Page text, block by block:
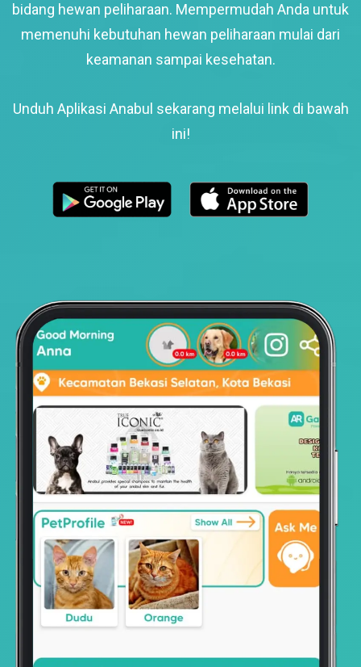
bidang hewan peliharaan. Mempermudah Anda untuk
memenuhi kebutuhan hewan peliharaan mulai dari
keamanan sampai kesehatan.
Unduh Aplikasi Anabul sekarang melalui link di bawah
ini!